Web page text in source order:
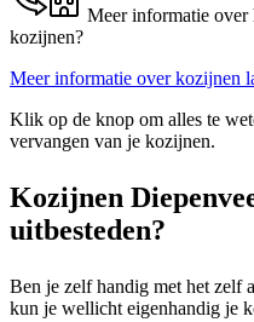
Meer informatie over
kozijnen?
Meer informatie over kozijnen
Klik op de knop om alles te
vervangen van je kozijnen.
Kozijnen
uitbesteden?
Ben je zelf handig met het zelf
kun je wellicht eigenhandig je